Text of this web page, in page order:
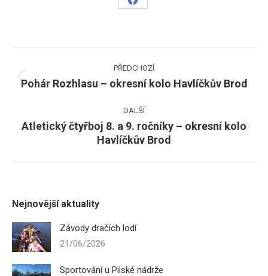
Share
navigation
PŘEDCHOZÍ
Previous
Pohár Rozhlasu – okresní kolo Havlíčkův Brod
DALŠÍ
Next
post:
Atletický čtyřboj 8. a 9. ročníky – okresní kolo
Havlíčkův Brod
Nejnovější aktuality
Závody dračích lodí
21/06/2026
Sportování u Pilské nádrže